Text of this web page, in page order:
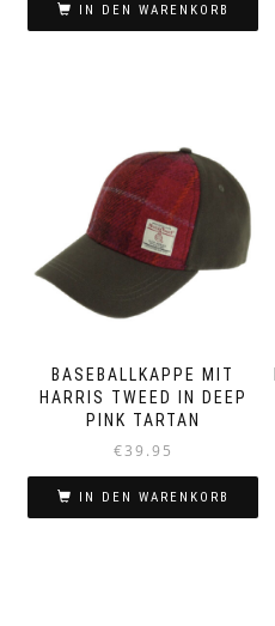
IN DEN WARENKORB
BASEBALLKAPPE MIT
HARRIS TWEED IN DEEP
PINK TARTAN
€39.95
IN DEN WARENKORB